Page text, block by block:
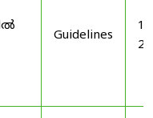
Guidelines